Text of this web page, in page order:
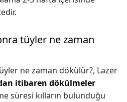
tüyler ne zaman
ne zaman dökülür?, Lazer
itibaren dökülmeler
süresi kılların bulunduğu